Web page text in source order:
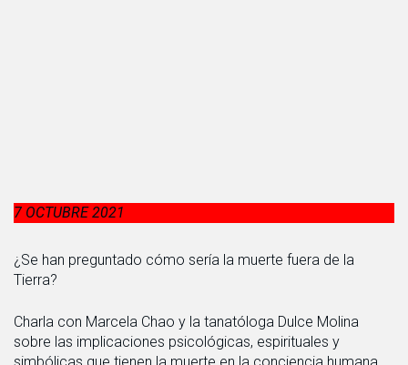
7 OCTUBRE 2021
¿Se han preguntado cómo sería la muerte fuera de la
Tierra?
Charla con Marcela Chao y la tanatóloga Dulce Molina
sobre las implicaciones psicológicas, espirituales y